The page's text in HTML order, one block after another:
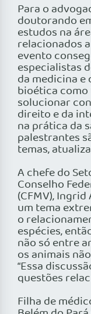
Para o
doutorando
estudos na
relacionados
evento
especialistas
da medicina
bioética
solucionar
direito e da
na prática da
palestrantes
temas,
A chefe do
Conselho
(CFMV),
um tema
o
espécies,
não só entre
os animais
“Essa
questões
Filha de